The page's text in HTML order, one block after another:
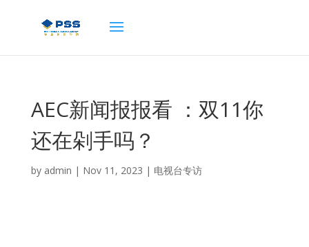
AEC新闻报报看 ：双11你
还在剁手吗？
by admin | Nov 11, 2023 | 电视台专访